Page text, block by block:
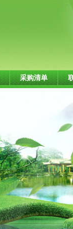
采购清单